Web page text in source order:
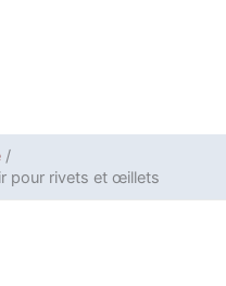
pour rivets et œillets